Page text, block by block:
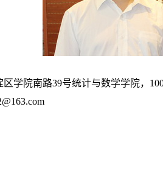
学院南路39号统计与数学学院，